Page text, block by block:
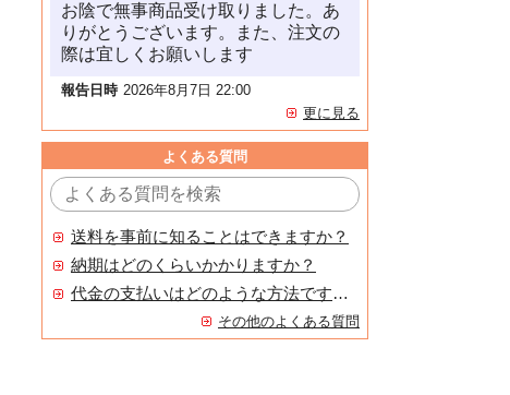
お陰で無事商品受け取りました。あ
りがとうございます。また、注文の
際は宜しくお願いします
報告日時 2026年8月7日 22:00
更に見る
よくある質問
送料を事前に知ることはできますか？
納期はどのくらいかかりますか？
代金の支払いはどのような方法ですか？
その他のよくある質問